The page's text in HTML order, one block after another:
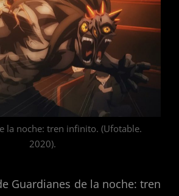
la noche: tren infinito. (Ufotable.
2020).
Guardianes de la noche: tren